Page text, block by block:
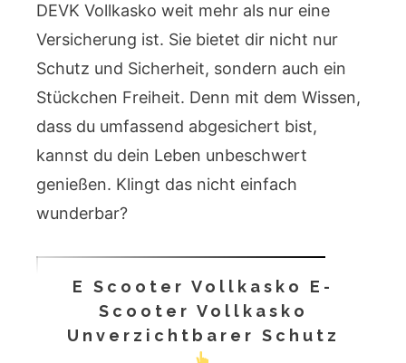
DEVK Vollkasko weit mehr als nur eine
Versicherung ist. Sie bietet dir nicht nur
Schutz und Sicherheit, sondern auch ein
Stückchen Freiheit. Denn mit dem Wissen,
dass du umfassend abgesichert bist,
kannst du dein Leben unbeschwert
genießen. Klingt das nicht einfach
wunderbar?
E Scooter Vollkasko E-
Scooter Vollkasko
Unverzichtbarer Schutz